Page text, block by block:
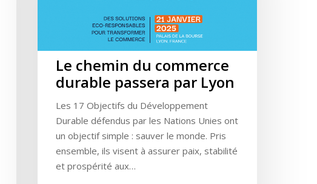
Le chemin du commerce
durable passera par Lyon
Les 17 Objectifs du Développement
Durable défendus par les Nations Unies ont
un objectif simple : sauver le monde. Pris
ensemble, ils visent à assurer paix, stabilité
et prospérité aux…